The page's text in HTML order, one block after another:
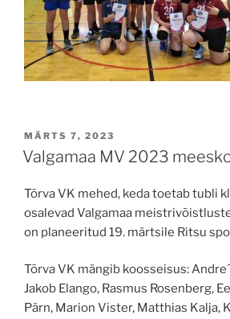
POSTED
ON
MÄRTS 7, 2023
Valgamaa MV 2023
Tõrva VK mehed, keda toetab tubli
osalevad Valgamaa
on planeeritud 19. märtsile Ritsu
Tõrva VK mängib koosseisus:
Jakob Elango, Rasmus Rosenberg,
Pärn, Marion Vister, Matthias Kalja,